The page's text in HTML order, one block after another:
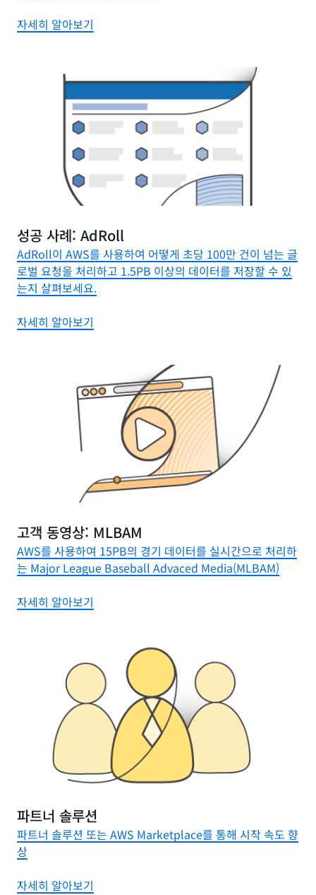
자세히 알아보기
성공 사례: AdRoll
AdRoll이 AWS를 사용하여 어떻게 초당 100만 건이 넘는 글
로벌 요청을 처리하고 1.5PB 이상의 데이터를 저장할 수 있
는지 살펴보세요.
자세히 알아보기
고객 동영상: MLBAM
AWS를 사용하여 15PB의 경기 데이터를 실시간으로 처리하
는 Major League Baseball Advaced Media(MLBAM)
자세히 알아보기
파트너 솔루션
파트너 솔루션 또는 AWS Marketplace를 통해 시작 속도 향
상
자세히 알아보기